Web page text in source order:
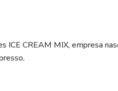
ICE CREAM MIX, empresa